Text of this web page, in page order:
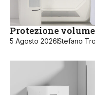
Protezione
5 Agosto 2026Stefano